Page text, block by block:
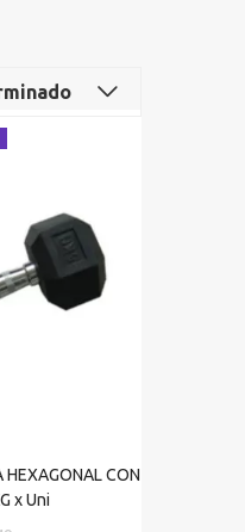
HEXAGONAL CON
x Uni